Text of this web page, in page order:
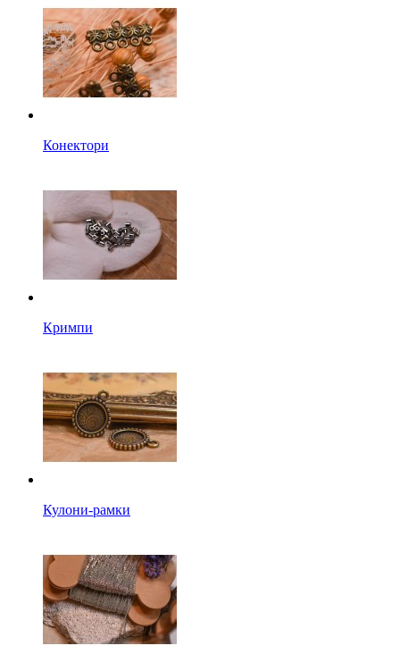
Конектори
Кримпи
Кулони-рамки